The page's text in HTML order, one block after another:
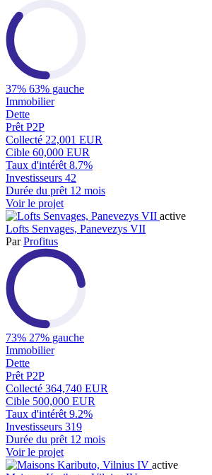
37% 63% gauche
Immobilier
Dette
Prêt P2P
Collecté 22,001 EUR
Cible 60,000 EUR
Taux d'intérêt 8.7%
Investisseurs 42
Durée du prêt 12 mois
Voir le projet
active
Lofts Senvages, Panevezys VII
ParProfitus
73% 27% gauche
Immobilier
Dette
Prêt P2P
Collecté 364,740 EUR
Cible 500,000 EUR
Taux d'intérêt 9.2%
Investisseurs 319
Durée du prêt 12 mois
Voir le projet
active